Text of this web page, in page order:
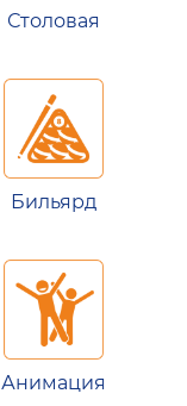
Столовая
Бильярд
Анимация